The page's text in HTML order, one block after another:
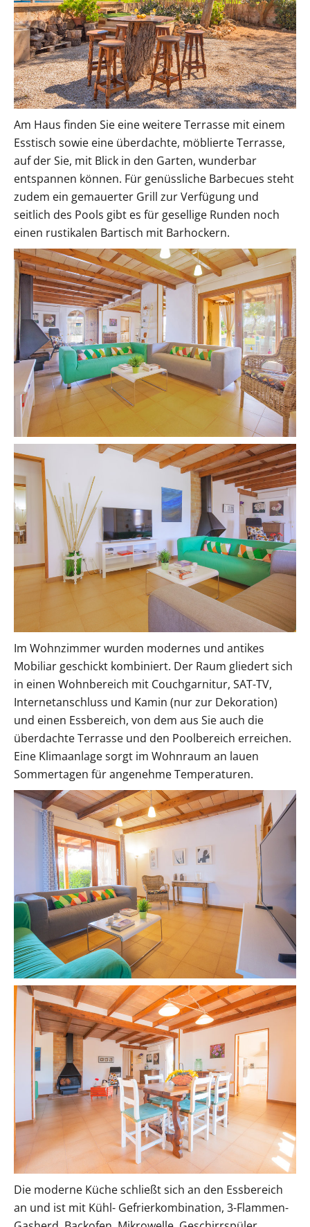
Am Haus finden Sie eine weitere Terrasse mit einem
Esstisch sowie eine überdachte, möblierte Terrasse,
auf der Sie, mit Blick in den Garten, wunderbar
entspannen können. Für genüssliche Barbecues steht
zudem ein gemauerter Grill zur Verfügung und
seitlich des Pools gibt es für gesellige Runden noch
einen rustikalen Bartisch mit Barhockern.
Im Wohnzimmer wurden modernes und antikes
Mobiliar geschickt kombiniert. Der Raum gliedert sich
in einen Wohnbereich mit Couchgarnitur, SAT-TV,
Internetanschluss und Kamin (nur zur Dekoration)
und einen Essbereich, von dem aus Sie auch die
überdachte Terrasse und den Poolbereich erreichen.
Eine Klimaanlage sorgt im Wohnraum an lauen
Sommertagen für angenehme Temperaturen.
Die moderne Küche schließt sich an den Essbereich
an und ist mit Kühl- Gefrierkombination, 3-Flammen-